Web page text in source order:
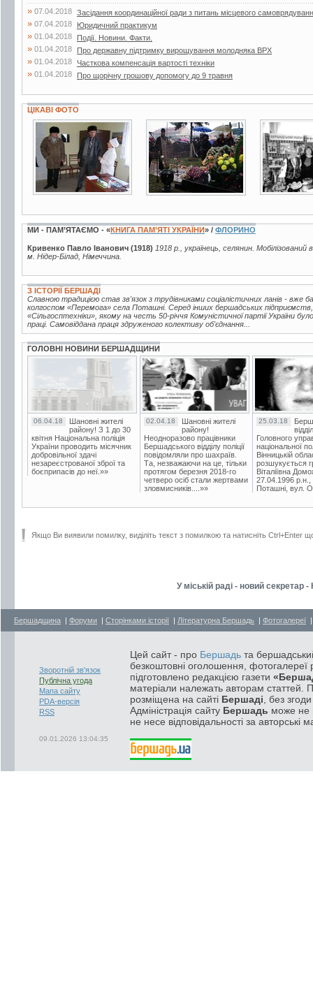
» 07.04.2018 Засідання координаційної ради з питань місцевого
» 07.04.2018 Юридичний практикум
» 01.04.2018 Події. Новини. Факти.
» 01.04.2018 Про державну підтримку вирощування молодняка ВРХ
» 01.04.2018 Часткова компенсація вартості техніки
» 01.04.2018 Про щорічну грошову допомогу до 9 травня
ЦІКАВІ ФОТО
2 фото 10 фото 2 фото
МИ - ПАМ’ЯТАЄМО - «КНИГА ПАМ’ЯТІ УКРАЇНИ» / ФЛОРИНО
Кривенко Павло Іванович (1918) 1918 р., українець, селянин.
м. Нідер-Білад, Німеччина.
З ІСТОРІЇ БЕРШАДІ
Славною традицією став зв'язок з трудівниками соціалістичних ланів - вже
колгоспом «Перемога» села Поташні. Серед інших бершадських
«Сільгосптехніки», якому на честь 50-річчя Комуністичної партії України
праці. Самовіддана праця здруженого колективу об'єднання...
ГОЛОВНІ НОВИНИ БЕРШАДЩИНИ
06.04.18
Шановні жителі
району! З 1 до 30
квітня Національна поліція
України проводить місячник
добровільної здачі
незареєстрованої зброї та
боєприпасів до неї.»»
02.04.18
Шановні жителі
району!
Неодноразово працівники
Бершадського відділу поліції
повідомляли про шахраїв.
Та, незважаючи на це, тільки
протягом березня 2018-го
четверо осіб стали жертвами
зловмисників....»»
25.03.18
Головного
національної
Вінницькій
розшукується
Віталіївна
27.04.1996 р.н.,
Поташні, вул.
Якщо Ви виявили помилку, виділіть текст з помилкою та натисніть Ctrl+Enter
У міській раді - новий
Бершадщина | Форуми | Сторінками історії | Літературна Бершадь | Фотогалереї
Зворотній зв'язок
Публічна угода
Мапа сайту
PDA-версія
RSS
09.01.2026 13:04:35
Цей сайт - про Бершадь та
безкоштовні оголошення, фотогалереї
підготовлено редакцією газети
матеріали належать авторам статтей.
розміщена на сайті Бершаді , без
Адміністрація сайту Бершадь може не
не несе відповідальності за авторські